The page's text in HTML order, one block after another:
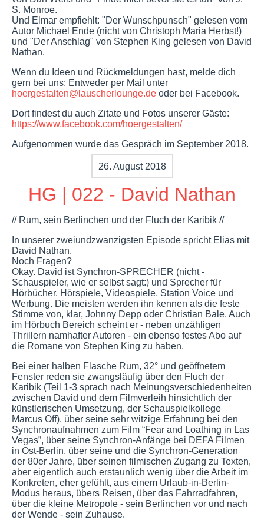
S. Monroe.
Und Elmar empfiehlt: "Der Wunschpunsch" gelesen vom
Autor Michael Ende (nicht von Christoph Maria Herbst!)
und "Der Anschlag" von Stephen King gelesen von David
Nathan.
Wenn du Ideen und Rückmeldungen hast, melde dich
gern bei uns: Entweder per Mail unter
hoergestalten@lauscherlounge.de oder bei Facebook.
Dort findest du auch Zitate und Fotos unserer Gäste:
https://www.facebook.com/hoergestalten/
Aufgenommen wurde das Gespräch im September 2018.
26. August 2018
HG | 022 - David Nathan
// Rum, sein Berlinchen und der Fluch der Karibik //
In unserer zweiundzwanzigsten Episode spricht Elias mit
David Nathan.
Noch Fragen?
Okay. David ist Synchron-SPRECHER (nicht -
Schauspieler, wie er selbst sagt:) und Sprecher für
Hörbücher, Hörspiele, Videospiele, Station Voice und
Werbung. Die meisten werden ihn kennen als die feste
Stimme von, klar, Johnny Depp oder Christian Bale. Auch
im Hörbuch Bereich scheint er - neben unzähligen
Thrillern namhafter Autoren - ein ebenso festes Abo auf
die Romane von Stephen King zu haben.
Bei einer halben Flasche Rum, 32° und geöffnetem
Fenster reden sie zwangsläufig über den Fluch der
Karibik (Teil 1-3 sprach nach Meinungsverschiedenheiten
zwischen David und dem Filmverleih hinsichtlich der
künstlerischen Umsetzung, der Schauspielkollege
Marcus Off), über seine sehr witzige Erfahrung bei den
Synchronaufnahmen zum Film “Fear and Loathing in Las
Vegas”, über seine Synchron-Anfänge bei DEFA Filmen
in Ost-Berlin, über seine und die Synchron-Generation
der 80er Jahre, über seinen filmischen Zugang zu Texten,
aber eigentlich auch erstaunlich wenig über die Arbeit im
Konkreten, eher gefühlt, aus einem Urlaub-in-Berlin-
Modus heraus, übers Reisen, über das Fahrradfahren,
über die kleine Metropole - sein Berlinchen vor und nach
der Wende - sein Zuhause.